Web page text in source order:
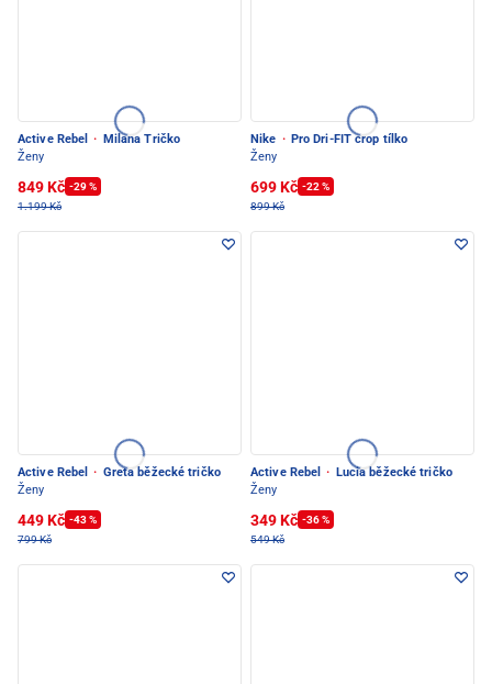
Active Rebel ·
Milana Tričko
Ženy
849 Kč -29 %
1.199 Kč
Nike · Pro Dri-FIT crop tílko
Ženy
699 Kč -22 %
899 Kč
Active Rebel · Greta běžecké tričko
Ženy
449 Kč -43 %
799 Kč
Active Rebel ·
Lucia běžecké tričko
Ženy
349 Kč -36 %
549 Kč